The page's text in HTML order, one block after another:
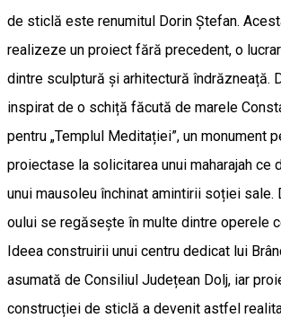
de sticlă este renumitul Dorin Ștefan.
realizeze un proiect fără precedent, o
dintre sculptură și arhitectură îndrăzneață.
inspirat de o schiță făcută de marele
pentru „Templul Meditației”, un monument
proiectase la solicitarea unui maharajah ce
unui mausoleu închinat amintirii soției sale.
oului se regăsește în multe dintre operele
Ideea construirii unui centru dedicat lui
asumată de Consiliul Județean Dolj, iar
construcției de sticlă a devenit astfel